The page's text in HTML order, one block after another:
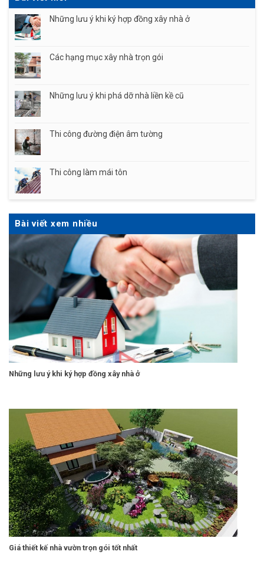
Những lưu ý khi ký hợp đồng xây nhà ở
Các hạng mục xây nhà trọn gói
Những lưu ý khi phá dỡ nhà liền kề cũ
Thi công đường điện âm tường
Thi công làm mái tôn
Bài viết xem nhiều
Những lưu ý khi ký hợp đồng xây nhà ở
Giá thiết kế nhà vườn trọn gói tốt nhất